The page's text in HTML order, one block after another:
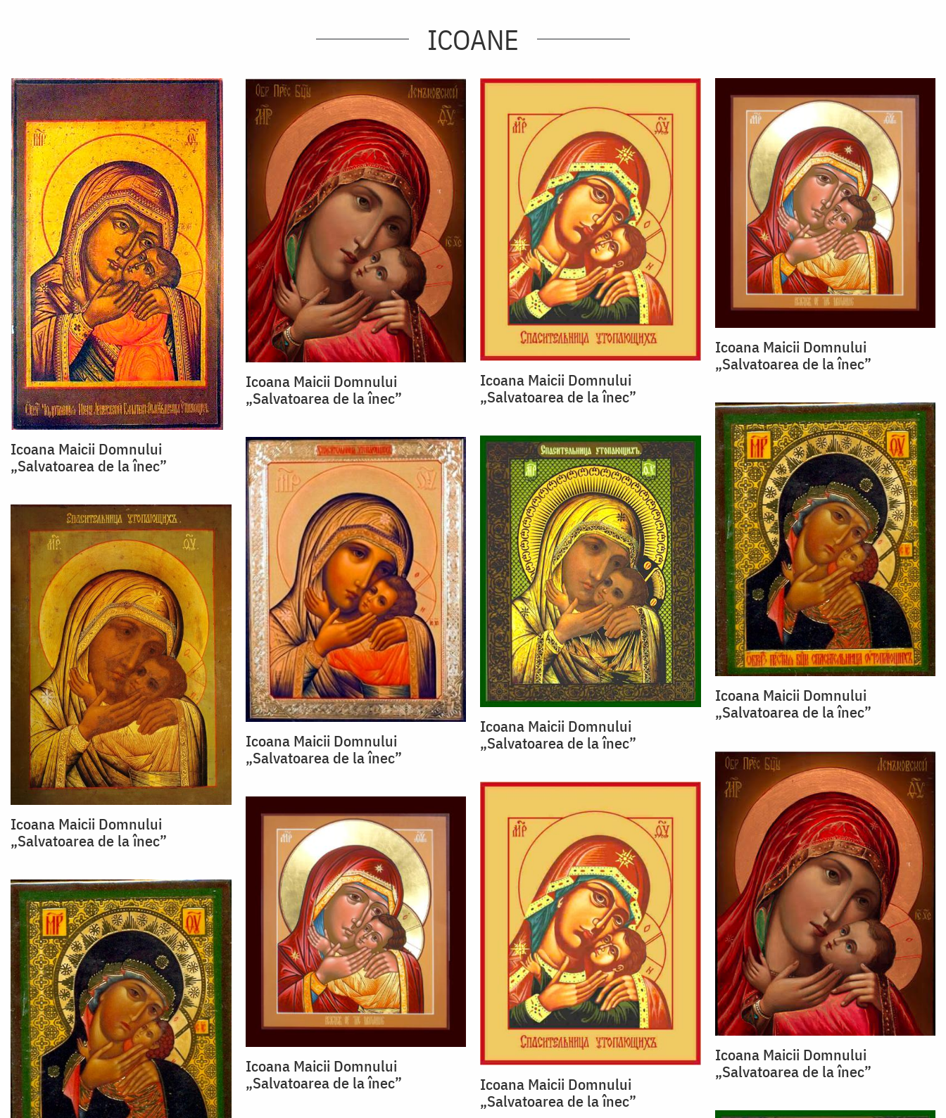
ICOANE
Icoana Maicii Domnului
„Salvatoarea de la înec”
Icoana Maicii Domnului
„Salvatoarea de la înec”
Icoana Maicii Domnului
„Salvatoarea de la înec”
Icoana Maicii Domnului
„Salvatoarea de la înec”
Icoana Maicii Domnului
„Salvatoarea de la înec”
Icoana Maicii Domnului
„Salvatoarea de la înec”
Icoana Maicii Domnului
„Salvatoarea de la înec”
Icoana Maicii Domnului
„Salvatoarea de la înec”
Icoana Maicii Domnului
„Salvatoarea de la înec”
Icoana Maicii Domnului
„Salvatoarea de la înec”
Icoana Maicii Domnului
„Salvatoarea de la înec”